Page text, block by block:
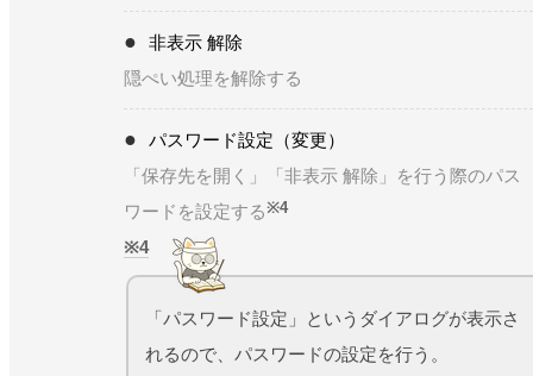
非表示 解除
隠ぺい処理を解除する
パスワード設定（変更）
「保存先を開く」「非表示 解除」を行う際のパス
ワードを設定する※4
4
「パスワード設定」というダイアログが表示さ
れるので、パスワードの設定を行う。